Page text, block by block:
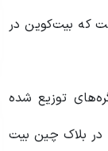
که بیت‌کوین در
توزیع شده
در بلاک چین بیت